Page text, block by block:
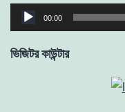
Audio
Player
00:00
ভিজিটর কাউন্টার